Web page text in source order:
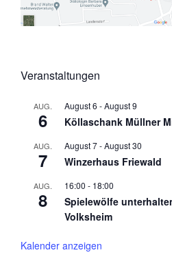
Veranstaltungen
AUG.
6
August 6 -August 9
Köllaschank Müllner
AUG.
7
August 7-August 30
Winzerhaus Friewald
AUG.
8
16:00 - 18:00
Spielewölfe
Volksheim
Kalender anzeigen